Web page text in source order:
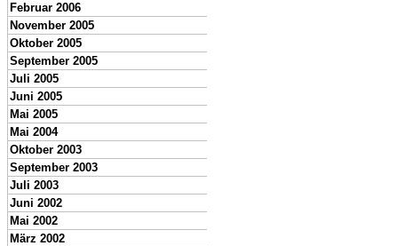
Februar 2006
November 2005
Oktober 2005
September 2005
Juli 2005
Juni 2005
Mai 2005
Mai 2004
Oktober 2003
September 2003
Juli 2003
Juni 2002
Mai 2002
März 2002